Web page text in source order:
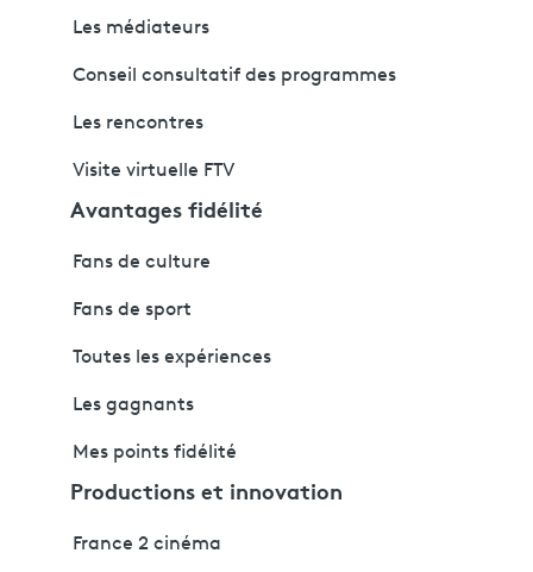
Les médiateurs
Conseil consultatif des programmes
Les rencontres
Visite virtuelle FTV
Avantages fidélité
Fans de culture
Fans de sport
Toutes les expériences
Les gagnants
Mes points fidélité
Productions et innovation
France 2 cinéma